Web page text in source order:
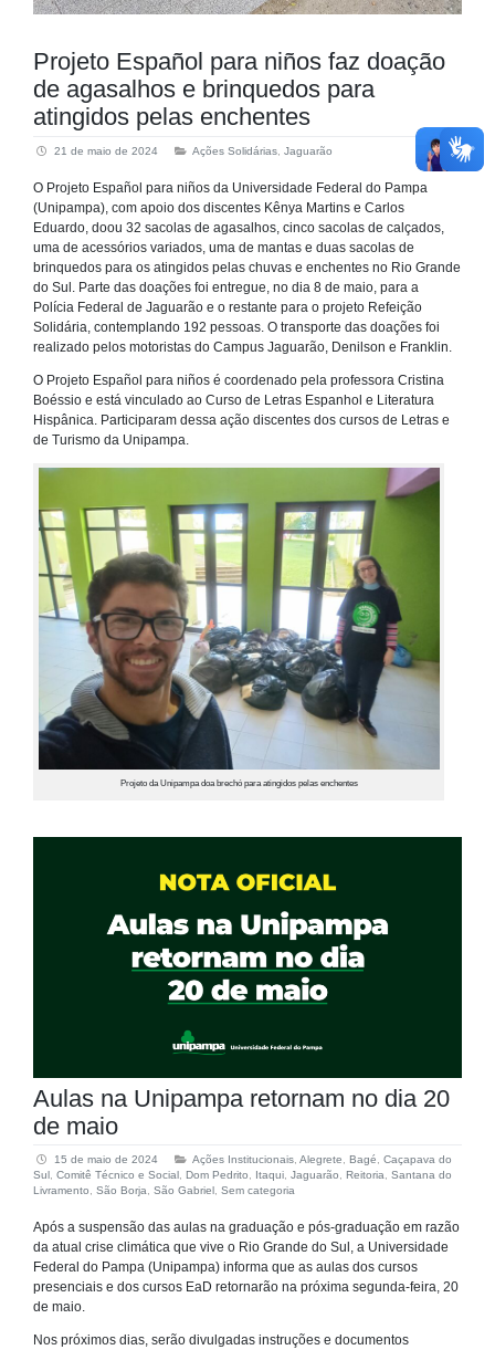
Projeto Español para niños faz doação
de agasalhos e brinquedos para
atingidos pelas enchentes
21 de maio de 2024 Ações Solidárias Jaguarão
O Projeto Español para niños da Universidade Federal do Pampa
(Unipampa), com apoio dos discentes Kênya Martins e Carlos
Eduardo, doou 32 sacolas de agasalhos, cinco sacolas de calçados,
uma de acessórios variados, uma de mantas e duas sacolas de
brinquedos para os atingidos pelas chuvas e enchentes no Rio Grande
do Sul. Parte das doações foi entregue, no dia 8 de maio, para a
Polícia Federal de Jaguarão e o restante para o projeto Refeição
Solidária, contemplando 192 pessoas. O transporte das doações foi
realizado pelos motoristas do Campus Jaguarão, Denilson e Franklin.
O Projeto Español para niños é coordenado pela professora Cristina
Boéssio e está vinculado ao Curso de Letras Espanhol e Literatura
Hispânica. Participaram dessa ação discentes dos cursos de Letras e
de Turismo da Unipampa.
Projeto da Unipampa doa brechó para atingidos pelas enchentes
Aulas na Unipampa retornam no dia 20
de maio
15 de maio de 2024 Ações Institucionais Alegrete Bagé
Caçapava do
Sul Comitê Técnico e Social Dom Pedrito Itaqui Jaguarão Reitoria
Santana do
Livramento
São Borja São Gabriel Sem categoria
Após a suspensão das aulas na graduação e pós-graduação em razão
da atual crise climática que vive o Rio Grande do Sul, a Universidade
Federal do Pampa (Unipampa) informa que as aulas dos cursos
presenciais e dos cursos EaD retornarão na próxima segunda-feira, 20
de maio.
Nos próximos dias, serão divulgadas instruções e documentos